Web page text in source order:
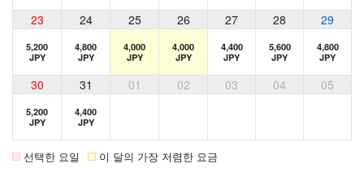
23 24 25 26 27 28 29
5,200
JPY
4,800
JPY
4,000
JPY
4,000
JPY
4,400
JPY
5,600
JPY
4,800
JPY
30 31 01 02 03 04 05
5,200
JPY
4,400
JPY
선택한 요일 이 달의 가장 저렴한 요금